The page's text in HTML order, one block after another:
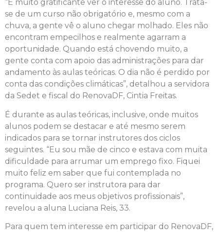
“É muito gratificante ver o interesse do aluno. Trata-
se de um curso não obrigatório e, mesmo com a
chuva, a gente vê o aluno chegar molhado. Eles não
encontram empecilhos e realmente agarram a
oportunidade. Quando está chovendo muito, a
gente conta com apoio das administrações para dar
andamento às aulas teóricas. O dia não é perdido por
conta das condições climáticas”, detalhou a servidora
da Sedet e fiscal do RenovaDF, Cintia Freitas.
É durante as aulas teóricas, inclusive, onde muitos
alunos podem se destacar e até mesmo serem
indicados para se tornar instrutores dos ciclos
seguintes. “Eu sou mãe de cinco e estava com muita
dificuldade para arrumar um emprego fixo. Fiquei
muito feliz em saber que fui contemplada no
programa. Quero ser instrutora para dar
continuidade aos meus objetivos profissionais”,
revelou a aluna Luciana Reis, 33.
Para quem tem interesse em participar do RenovaDF,